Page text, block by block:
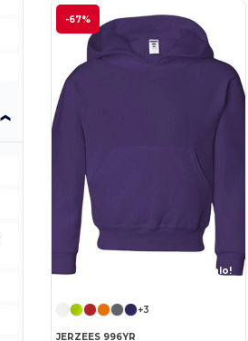
-67%
¡Personalízalo!
+3
JERZEES 996YR